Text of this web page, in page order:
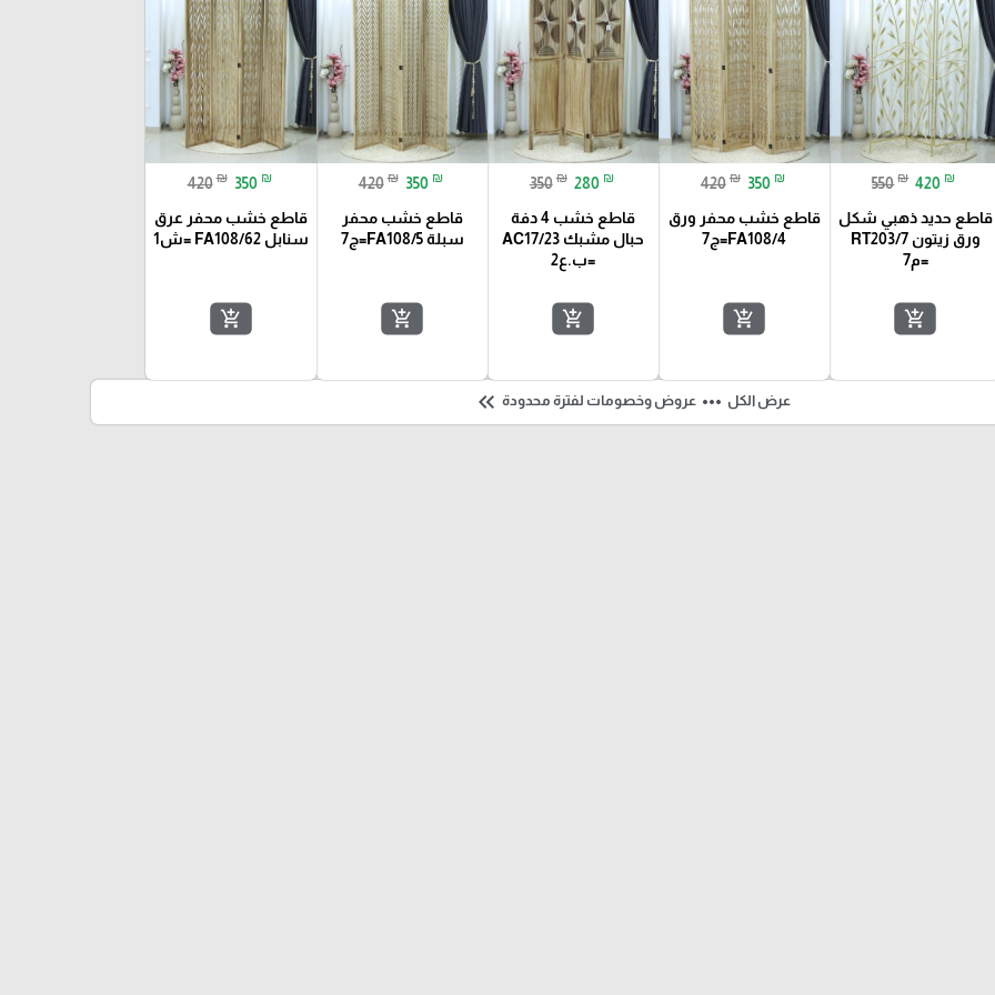
550 ₪ 420 ₪
قاطع حديد ذهبي شكل
ورق زيتون RT203/7
=م7
add_shopping_cart
420 ₪ 350 ₪
قاطع خشب محفر ورق
FA108/4=ج7
add_shopping_cart
350 ₪ 280 ₪
قاطع خشب 4 دفة
حبال مشبك AC17/23
=ب.ع2
add_shopping_cart
420 ₪ 350 ₪
قاطع خشب محفر
سبلة FA108/5=ج7
add_shopping_cart
420 ₪ 350 ₪
قاطع خشب محفر عرق
سنابل FA108/62 =ش1
add_shopping_cart
عرض الكل more_horiz عروض وخصومات لفترة محدودة keyboard_double_arrow_left